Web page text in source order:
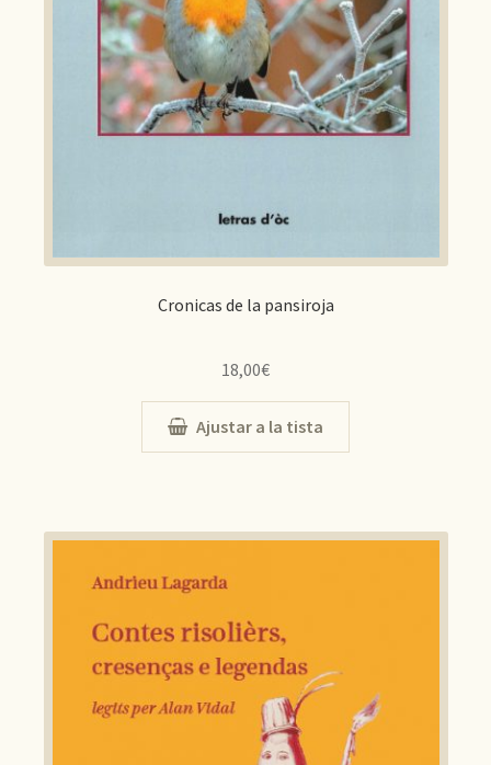
Cronicas de la pansiroja
18,00€
Ajustar a la tista